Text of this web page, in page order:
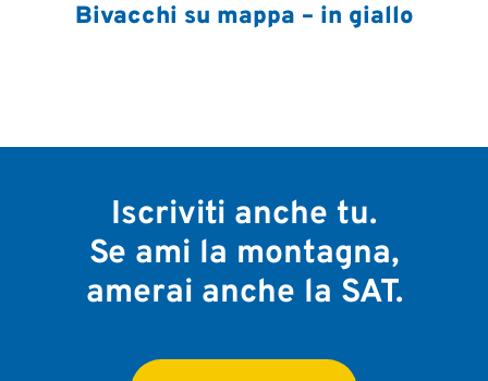
Bivacchi su mappa – in giallo
Iscriviti anche tu.
Se ami la montagna,
amerai anche la SAT.